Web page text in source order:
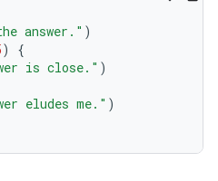
answer." )
)
{
is close." )
eludes me." )